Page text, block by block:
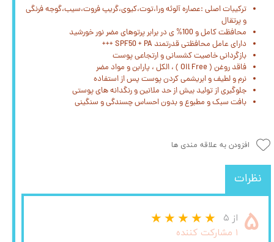
ترکیبات اصلی :عصاره آلوئه ورا،توت،کیوی،گریپ فروت،سیب،گوجه فرنگی
و پرتقال
محافظت کامل و 100% ی در برابر پرتوهای مضر نور خورشید
دارای عامل محافظتی قدرتمند SPF50 + PA +++
بازگردانی خاصیت کشسانی و ارتجاعی پوست
فاقد روغن ( Oil Free ) ، الکل ، پارابن و مواد مضر
نرم و لطیف و ابریشمی کردن پوست پس از استفاده
جلوگیری از تولید بیش از حد ملانین و رنگدانه های پوستی
بافت سبک و مطبوع و بدون احساس چسندگی و سنگینی
افزودن به علاقه مندی ها
نظرات
۵ از ۵
۱ مشارکت کننده